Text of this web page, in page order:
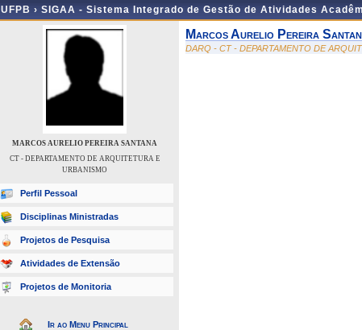
UFPB › SIGAA - Sistema Integrado de Gestão de Atividades
MARCOS AURELIO PEREIRA SANTANA
CT - DEPARTAMENTO DE ARQUITETURA E
URBANISMO
Perfil Pessoal
Disciplinas Ministradas
Projetos de Pesquisa
Atividades de Extensão
Projetos de Monitoria
Ir ao Menu Principal
Marcos Aurelio Pereira
DARQ - CT - DEPARTAMENTO DE